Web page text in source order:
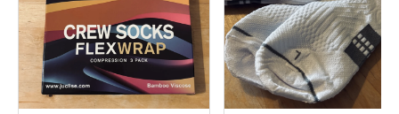
Algemeen resultaat